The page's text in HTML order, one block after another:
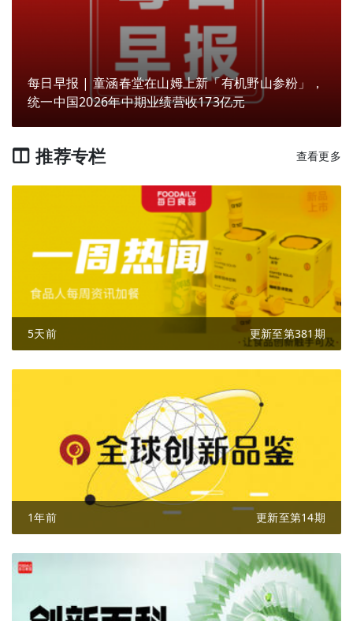
每日早报 | 童涵春堂在山姆上新「有机野山参粉」，
统一中国2026年中期业绩营收173亿元
推荐专栏 查看更多
5天前 更新至第381期
1年前 更新至第14期